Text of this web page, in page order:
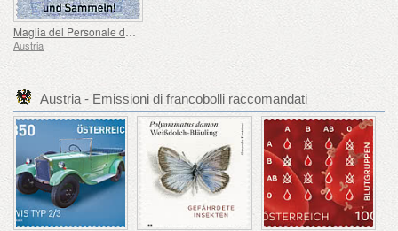
Maglia del Personale di Posta Osterreichische
Austria
Austria - Emissioni di francobolli raccomandati